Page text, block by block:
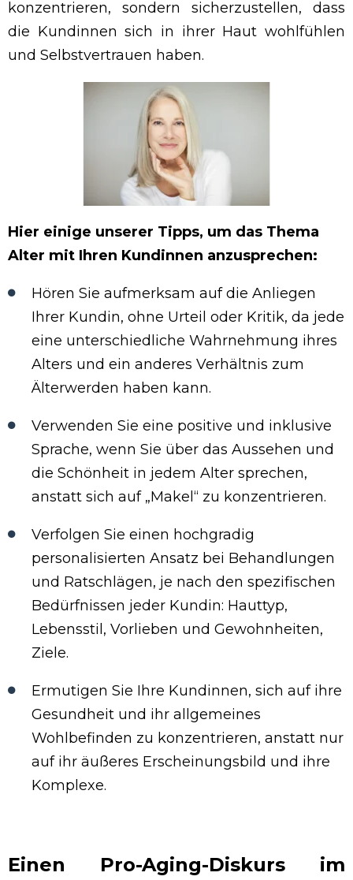
konzentrieren, sondern sicherzustellen, dass
die Kundinnen sich in ihrer Haut wohlfühlen
und Selbstvertrauen haben.
Hier einige unserer Tipps, um das Thema
Alter mit Ihren Kundinnen anzusprechen:
Hören Sie aufmerksam auf die Anliegen
Ihrer Kundin, ohne Urteil oder Kritik, da jede
eine unterschiedliche Wahrnehmung ihres
Alters und ein anderes Verhältnis zum
Älterwerden haben kann.
Verwenden Sie eine positive und inklusive
Sprache, wenn Sie über das Aussehen und
die Schönheit in jedem Alter sprechen,
anstatt sich auf „Makel“ zu konzentrieren.
Verfolgen Sie einen hochgradig
personalisierten Ansatz bei Behandlungen
und Ratschlägen, je nach den spezifischen
Bedürfnissen jeder Kundin: Hauttyp,
Lebensstil, Vorlieben und Gewohnheiten,
Ziele.
Ermutigen Sie Ihre Kundinnen, sich auf ihre
Gesundheit und ihr allgemeines
Wohlbefinden zu konzentrieren, anstatt nur
auf ihr äußeres Erscheinungsbild und ihre
Komplexe.
Einen Pro-Aging-Diskurs im